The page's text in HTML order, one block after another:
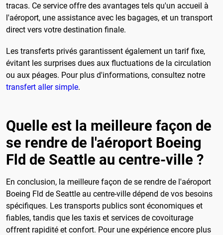
tracas. Ce service offre des avantages tels qu'un accueil à
l'aéroport, une assistance avec les bagages, et un transport
direct vers votre destination finale.
Les transferts privés garantissent également un tarif fixe,
évitant les surprises dues aux fluctuations de la circulation
ou aux péages. Pour plus d'informations, consultez notre
transfert aller simple.
Quelle est la meilleure façon de
se rendre de l'aéroport Boeing
Fld de Seattle au centre-ville ?
En conclusion, la meilleure façon de se rendre de l'aéroport
Boeing Fld de Seattle au centre-ville dépend de vos besoins
spécifiques. Les transports publics sont économiques et
fiables, tandis que les taxis et services de covoiturage
offrent rapidité et confort. Pour une expérience encore plus